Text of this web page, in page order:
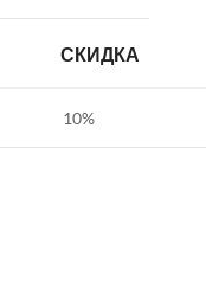
СКИДКА
10%